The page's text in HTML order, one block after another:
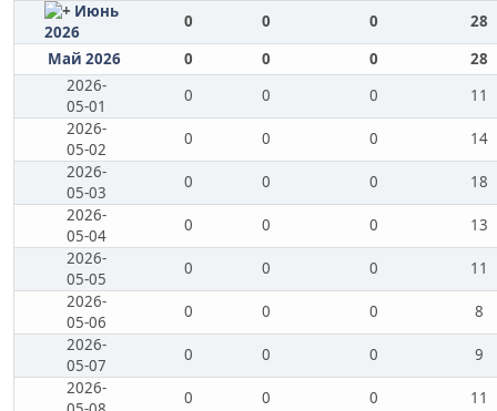
Июнь
2026
0 0 0
28
Май 2026
0 0 0
28
2026-
05-01
0 0 0
11
2026-
05-02
0 0 0
14
2026-
05-03
0 0 0
18
2026-
05-04
0 0 0
13
2026-
05-05
0 0 0
11
2026-
05-06
0 0 0
8
2026-
05-07
0 0 0
9
2026-
0 0 0
11